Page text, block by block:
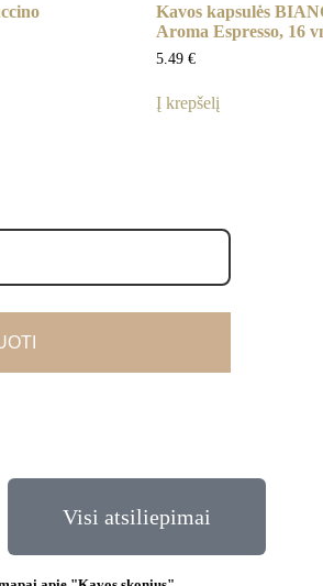
Kavos kapsulės
Aroma Espresso, 16
5.49 €
Į krepšelį
Visi atsiliepimai